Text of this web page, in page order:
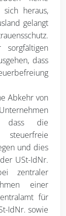
sich heraus,
gelangt
dass
Abkehr von
dass die
und dies
USt-IdNr.
zentraler
einer
für
IdNr. sowie